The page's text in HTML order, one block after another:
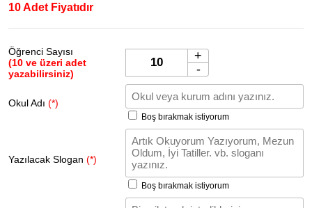
10 Adet Fiyatıdır
Öğrenci Sayısı
(10 ve üzeri adet
yazabilirsiniz)
+
-
Okul Adı (*)
Boş bırakmak istiyorum
Yazılacak Slogan (*)
Boş bırakmak istiyorum